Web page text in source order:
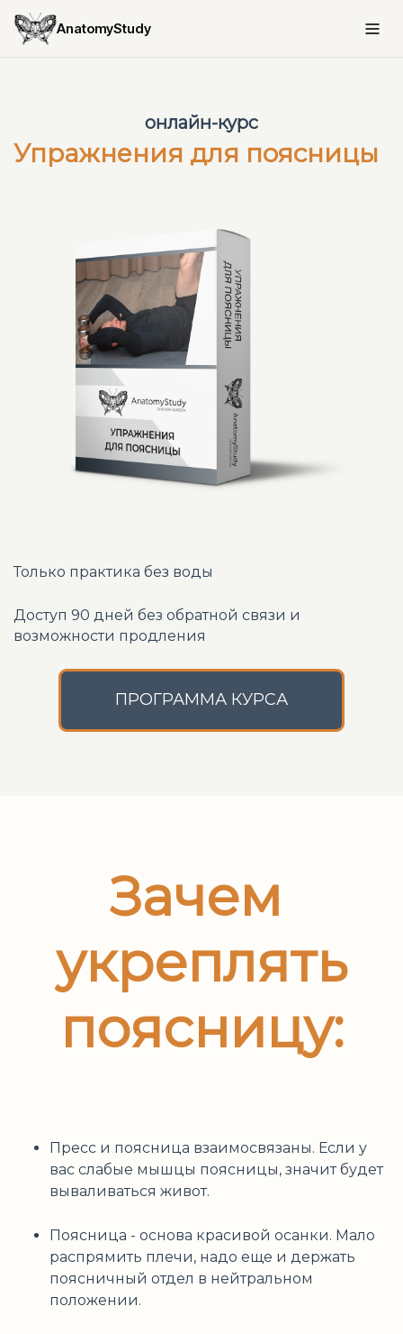
AnatomyStudy
онлайн-курс
Упражнения для поясницы
Только практика без воды
Доступ 90 дней без обратной связи и
возможности продления
ПРОГРАММА КУРСА
Зачем
укреплять
поясницу:
Пресс и поясница взаимосвязаны. Если у
вас слабые мышцы поясницы, значит будет
вываливаться живот.
Поясница - основа красивой осанки. Мало
распрямить плечи, надо еще и держать
поясничный отдел в нейтральном
положении.